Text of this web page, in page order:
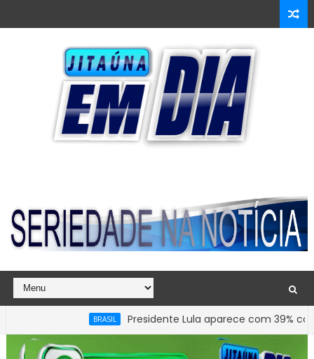
Presidente Lula aparece com 39% contra 30%